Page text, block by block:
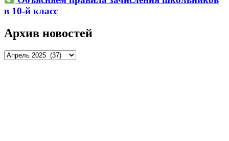
в 10-й класс
Архив новостей
Архив